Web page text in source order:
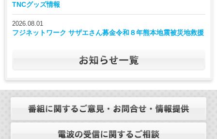
TNCグッズ情報
2026.08.01
フジネットワーク サザエさん募金令和８年熊本地震被災地救援